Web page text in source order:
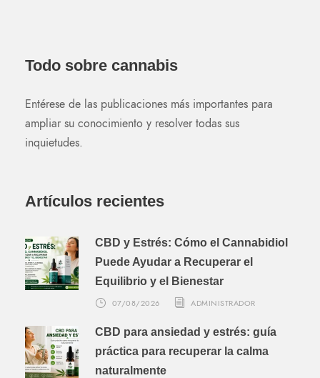
Todo sobre cannabis
Entérese de las publicaciones más importantes para
ampliar su conocimiento y resolver todas sus
inquietudes.
Artículos recientes
CBD y Estrés: Cómo el Cannabidiol
Puede Ayudar a Recuperar el
Equilibrio y el Bienestar
07/08/2026 ADMINISTRADOR
CBD para ansiedad y estrés: guía
práctica para recuperar la calma
naturalmente